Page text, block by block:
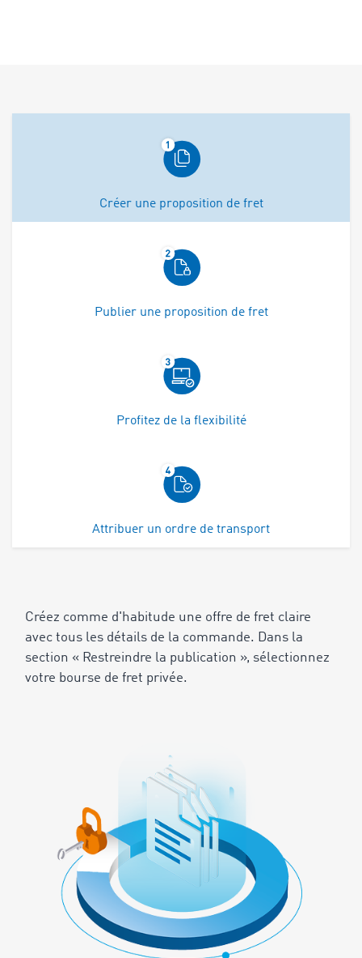
Créer une proposition de fret
Publier une proposition de fret
Profitez de la flexibilité
Attribuer un ordre de transport
Créez comme d'habitude une offre de fret claire
avec tous les détails de la commande. Dans la
section « Restreindre la publication », sélectionnez
votre bourse de fret privée.